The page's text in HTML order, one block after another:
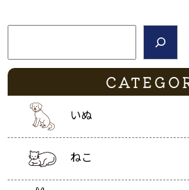
検索
いぬ
ねこ